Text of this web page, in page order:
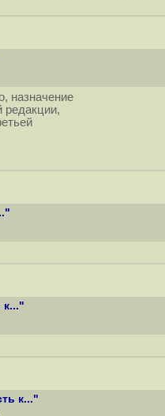
назначение
редакции,
к..."
к..."